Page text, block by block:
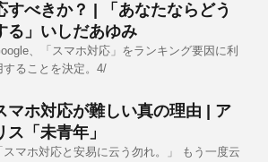
すべきか？ | 「あなたならどう
る」いしだあゆみ
、「スマホ対応」をランキング要因に利
することを決定。4/
マホ対応が難しい真の理由 | ア
ス「未青年」
スマホ対応と安易に云う勿れ。」 もう一度云